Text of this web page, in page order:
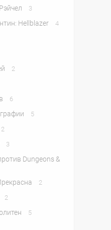
3
Hellblazer 4
2
6
5
2
3
Dungeons &
2
2
5